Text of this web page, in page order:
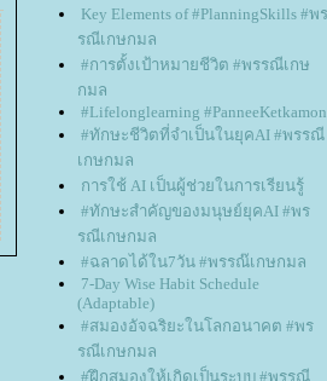
Key Elements of #PlanningSkills #พร
รณีเกษกมล
#การตั้งเป้าหมายชีวิต #พรรณีเกษ
กมล
#Lifelonglearning #PanneeKetkamon
#ทักษะชีวิตที่จำเป็นในยุคAI #พรรณี
เกษกมล
การใช้ AI เป็นผู้ช่วยในการเรียนรู้
#ทักษะสำคัญของมนุษย์ยุคAI #พร
รณีเกษกมล
#ฉลาดได้ใน7วัน #พรรณ๊เกษกมล
7-Day Wise Habit Schedule
(Adaptable)
#สมองอัจฉริยะในโลกอนาคต #พร
รณีเกษกมล
#ฝึกสมองให้เกิดเป็นระบบ #พรรณี